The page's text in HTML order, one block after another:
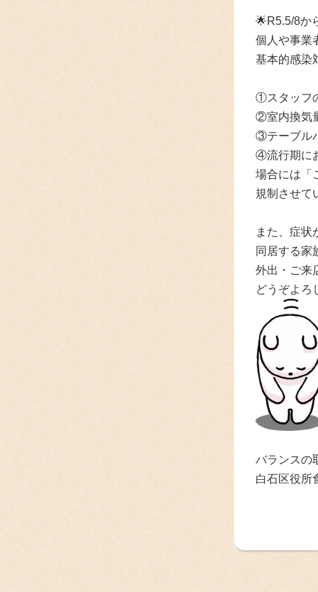
🌟R5.5/8か
個人や事業
基本的感染
①スタッフ
②室内換気
③テーブル
④流行期に
場合には「
規制させて
また、症状
同居する家
外出・ご来
どうぞよろ
バランスの
白石区役所